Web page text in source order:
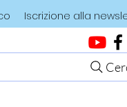
Iscrizione alla